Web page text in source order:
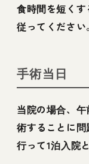
食時間を短く
従ってください。
手術当日
当院の場合、
術することに
行って1泊入院